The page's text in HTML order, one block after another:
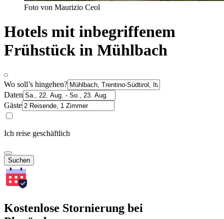
Foto von Maurizio Ceol
Hotels mit inbegriffenem
Frühstück in Mühlbach
Wo soll’s hingehen?
Daten
Gäste
Ich reise geschäftlich
Suchen
Kostenlose Stornierung bei